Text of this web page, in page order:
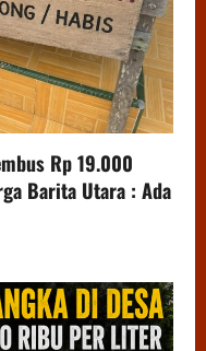
Rp 19.000
Barita Utara : Ada